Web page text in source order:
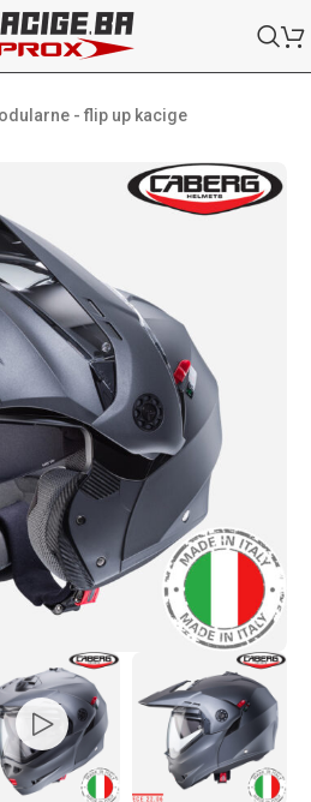
- flip up kacige